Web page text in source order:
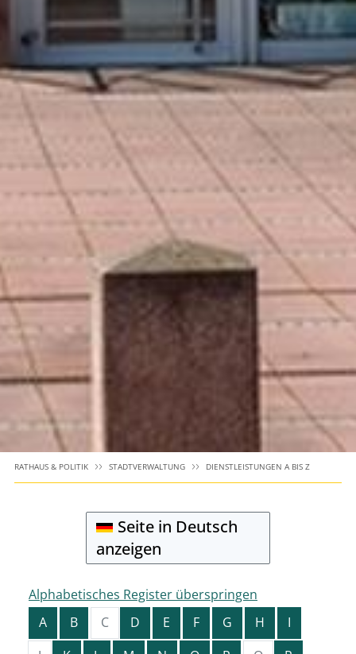
RATHAUS & POLITIK STADTVERWALTUNG DIENSTLEISTUNGEN A BIS Z
Seite in Deutsch
anzeigen
Alphabetisches Register überspringen
A
B C D E F G H
I